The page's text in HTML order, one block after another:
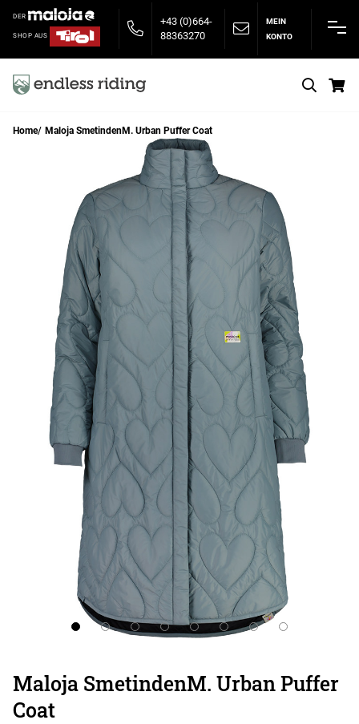
DER
SHOP AUS
+43 (0)664-
88363270
MEIN
KONTO
Home Maloja SmetindenM. Urban Puffer Coat
Maloja SmetindenM. Urban Puffer
Coat